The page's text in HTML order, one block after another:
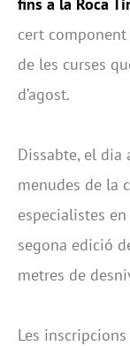
cert
de les curses
d’agost.
Dissabte, el dia
menudes de la
especialistes
segona edició
metres de
Les